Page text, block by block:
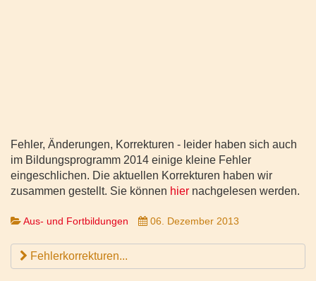
Fehler, Änderungen, Korrekturen - leider haben sich auch
im Bildungsprogramm 2014 einige kleine Fehler
eingeschlichen. Die aktuellen Korrekturen haben wir
zusammen gestellt. Sie können hier nachgelesen werden.
Aus- und Fortbildungen 06. Dezember 2013
Fehlerkorrekturen...